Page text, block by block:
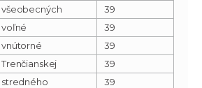
všeobecných
39
voľné
39
vnútorné
39
Trenčianskej
39
stredného
39